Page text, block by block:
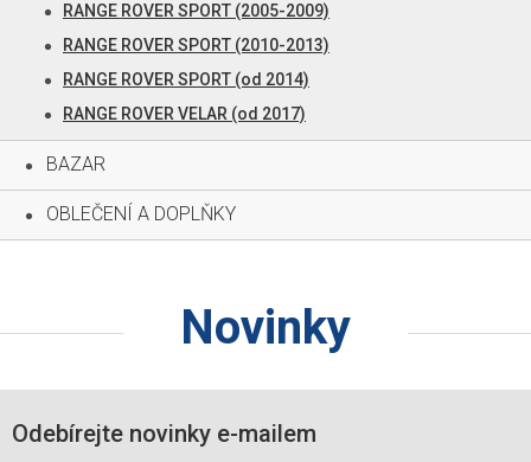
RANGE ROVER SPORT (2005-2009)
RANGE ROVER SPORT (2010-2013)
RANGE ROVER SPORT (od 2014)
RANGE ROVER VELAR (od 2017)
BAZAR
OBLEČENÍ A DOPLŇKY
Novinky
Odebírejte novinky e-mailem